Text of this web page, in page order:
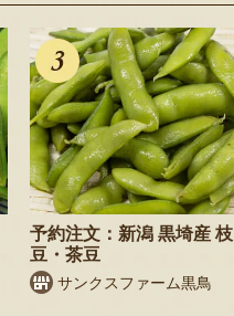
予約注文：新潟 黒埼産 枝
豆・茶豆
サンクスファーム黒鳥